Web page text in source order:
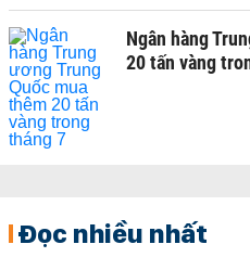
Ngân hàng
20 tấn vàng
Đọc nhiều nhất